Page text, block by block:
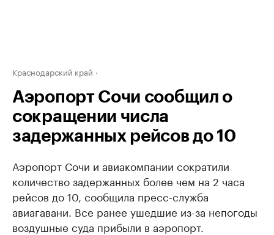
Краснодарский край
Аэропорт Сочи сообщил о
сокращении числа
задержанных рейсов до 10
Аэропорт Сочи и авиакомпании сократили
количество задержанных более чем на 2 часа
рейсов до 10, сообщила пресс-служба
авиагавани. Все ранее ушедшие из-за непогоды
воздушные суда прибыли в аэропорт.